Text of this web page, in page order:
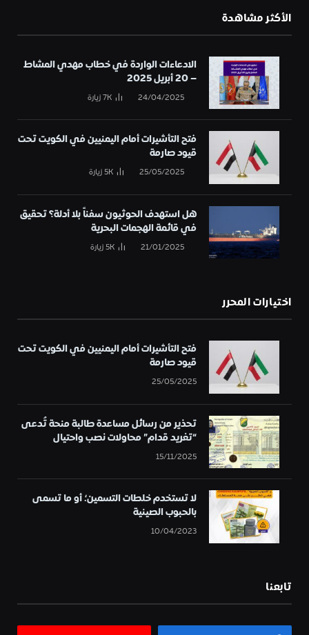
الأكثر مشاهدة
الادعاءات الواردة في خطاب مهدي المشاط
– 20 أبريل 2025
24/04/2025
7Kزيارة
فتح التأشيرات أمام اليمنيين في الكويت تحت
قيود صارمة
25/05/2025
5Kزيارة
هل استهدف الحوثيون سفناً بلا أدلة؟ تحقيق
في قائمة الهجمات البحرية
21/01/2025
5Kزيارة
اختيارات المحرر
فتح التأشيرات أمام اليمنيين في الكويت تحت
قيود صارمة
25/05/2025
تحذير من رسائل مساعدة طالبة منحة تُدعى
“تغريد قدام” محاولات نصب واحتيال
15/11/2025
لا تستخدم خلطات التسمين؛ أو ما تسمى
بالحبوب الصينية
10/04/2023
تابعنا